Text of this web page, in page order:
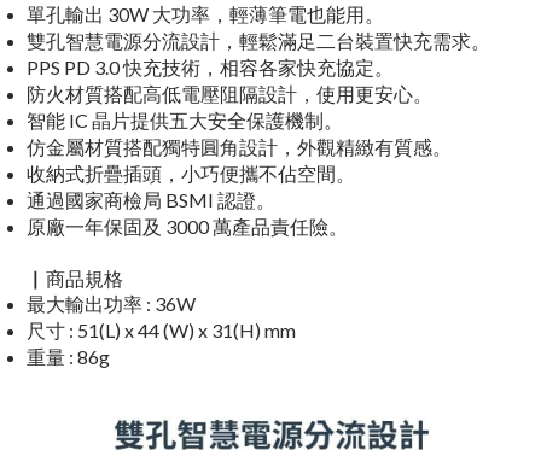
單孔輸出 30W 大功率，輕薄筆電也能用。
雙孔智慧電源分流設計，輕鬆滿足二台裝置快充需求。
PPS PD 3.0 快充技術，相容各家快充協定。
防火材質搭配高低電壓阻隔設計，使用更安心。
智能 IC 晶片提供五大安全保護機制。
仿金屬材質搭配獨特圓角設計，外觀精緻有質感。
收納式折疊插頭，小巧便攜不佔空間。
通過國家商檢局 BSMI 認證。
原廠一年保固及 3000 萬產品責任險。
▏商品規格
最大輸出功率 : 36W
尺寸 : 51(L) x 44 (W) x 31(H) mm
重量 : 86g